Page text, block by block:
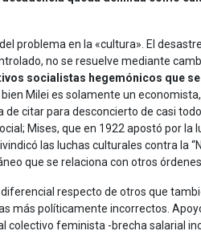
problema en la «cultura». El
no se resuelve mediante
socialistas hegemónicos que
bien Milei es solamente un
citar para desconcierto de casi
Mises, que en 1922 apostó por la
las luchas culturales contra la
que se relaciona con otros
respecto de otros que
más políticamente incorrectos.
colectivo feminista -brecha salarial